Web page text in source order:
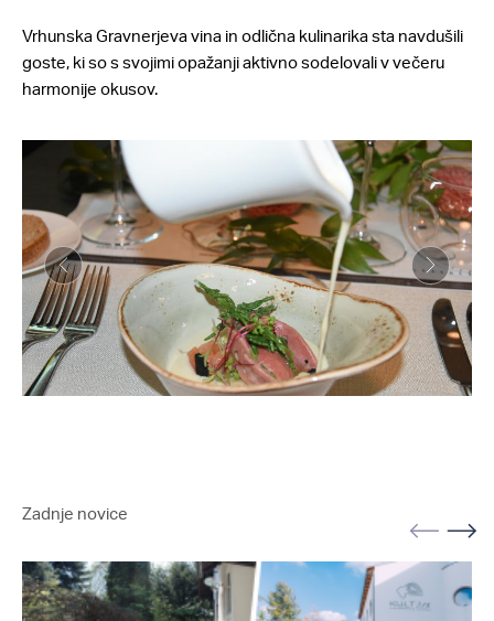
Vrhunska Gravnerjeva vina in odlična kulinarika sta navdušili
goste, ki so s svojimi opažanji aktivno sodelovali v večeru
harmonije okusov.
Zadnje novice